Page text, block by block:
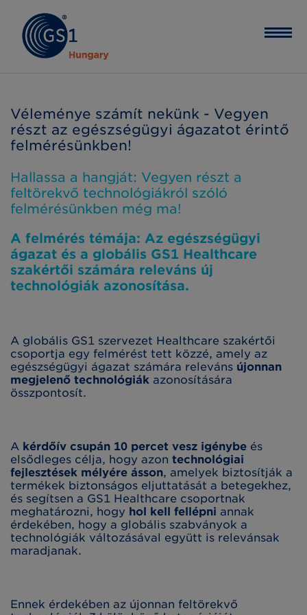
Véleménye számít nekünk - Vegyen
részt az egészségügyi ágazatot érintő
felmérésünkben!
Hallassa a hangját: Vegyen részt a
feltörekvő technológiákról szóló
felmérésünkben még ma!
A felmérés témája: Az egészségügyi
ágazat és a globális GS1 Healthcare
szakértői számára releváns új
technológiák azonosítása.
A globális GS1 szervezet Healthcare szakértői
csoportja egy felmérést tett közzé, amely az
egészségügyi ágazat számára releváns újonnan
megjelenő technológiák azonosítására
összpontosít.
A kérdőív csupán 10 percet vesz igénybe és
elsődleges célja, hogy azon technológiai
fejlesztések mélyére ásson, amelyek biztosítják a
termékek biztonságos eljuttatását a betegekhez,
és segítsen a GS1 Healthcare csoportnak
meghatározni, hogy hol kell fellépni annak
érdekében, hogy a globális szabványok a
technológiák változásával együtt is relevánsak
maradjanak.
Ennek érdekében az újonnan feltörekvő